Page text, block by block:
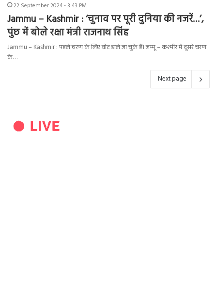
22 September 2024 - 3:43 PM
Jammu – Kashmir : ‘चुनाव पर पूरी दुनिया की नजरें…’,
पुंछ में बोले रक्षा मंत्री राजनाथ सिंह
Jammu – Kashmir : पहले चरण के लिए वोट डाले जा चुके हैं। जम्मू – कश्मीर में दूसरे चरण
के…
Next page